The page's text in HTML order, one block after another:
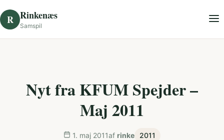
R Rinkenæs
Samspil
Nyt fra KFUM Spejder –
Maj 2011
1. maj 2011af rinke 2011